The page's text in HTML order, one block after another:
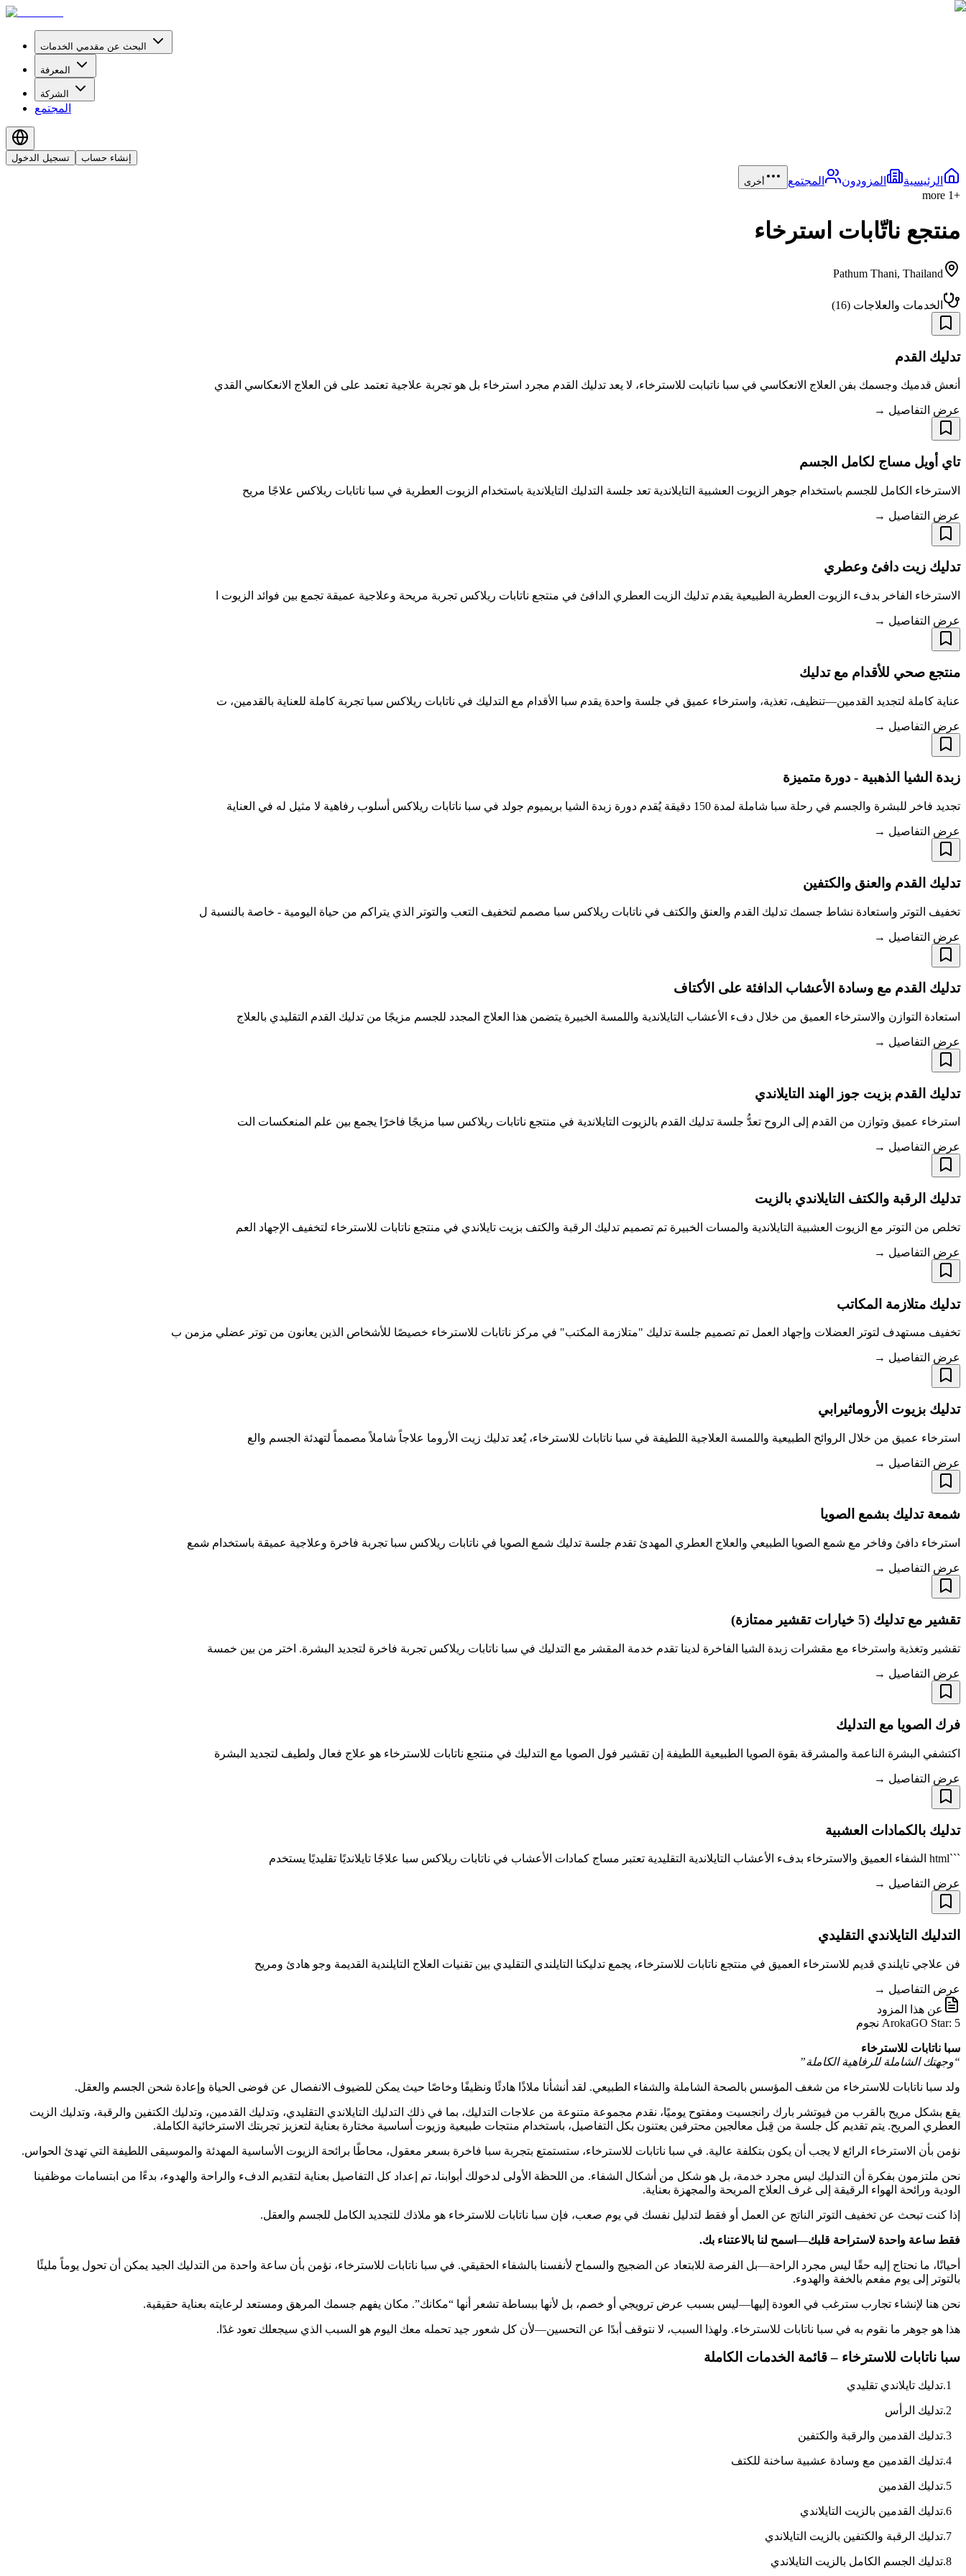
البحث عن مقدمي الخدمات
المعرفة
الشركة
المجتمع
تسجيل الدخول إنشاء حساب
الرئيسية المزودون المجتمع أخرى
+
1
منتجع ناتّابات استرخاء
Pathum Thani, Thailand
الخدمات والعلاجات (
16
)
تدليك القدم
أنعش قدميك وجسمك بفن العلاج الانعكاسي في سبا ناتبابت للاسترخاء، لا يعد تدليك القدم مجرد استرخاء بل هو تجربة علاجية تعتمد على فن العلاج الانعكاسي القدي
عرض التفاصيل →
تاي أويل مساج لكامل الجسم
الاسترخاء الكامل للجسم باستخدام جوهر الزيوت العشبية التايلاندية تعد جلسة التدليك التايلاندية باستخدام الزيوت العطرية في سبا ناتابات ريلاكس علاجًا مريح
عرض التفاصيل →
تدليك زيت دافئ وعطري
الاسترخاء الفاخر بدفء الزيوت العطرية الطبيعية يقدم تدليك الزيت العطري الدافئ في منتجع ناتابات ريلاكس تجربة مريحة وعلاجية عميقة تجمع بين فوائد الزيوت ا
عرض التفاصيل →
منتجع صحي للأقدام مع تدليك
عناية كاملة لتجديد القدمين—تنظيف، تغذية، واسترخاء عميق في جلسة واحدة يقدم سبا الأقدام مع التدليك في ناتابات ريلاكس سبا تجربة كاملة للعناية بالقدمين، ت
عرض التفاصيل →
زبدة الشيا الذهبية - دورة متميزة
تجديد فاخر للبشرة والجسم في رحلة سبا شاملة لمدة 150 دقيقة يُقدم دورة زبدة الشيا بريميوم جولد في سبا ناتابات ريلاكس أسلوب رفاهية لا مثيل له في العناية
عرض التفاصيل →
تدليك القدم والعنق والكتفين
تخفيف التوتر واستعادة نشاط جسمك تدليك القدم والعنق والكتف في ناتابات ريلاكس سبا مصمم لتخفيف التعب والتوتر الذي يتراكم من حياة اليومية - خاصة بالنسبة ل
عرض التفاصيل →
تدليك القدم مع وسادة الأعشاب الدافئة على الأكتاف
استعادة التوازن والاسترخاء العميق من خلال دفء الأعشاب التايلاندية واللمسة الخبيرة يتضمن هذا العلاج المجدد للجسم مزيجًا من تدليك القدم التقليدي بالعلاج
عرض التفاصيل →
تدليك القدم بزيت جوز الهند التايلاندي
استرخاء عميق وتوازن من القدم إلى الروح تعدُّ جلسة تدليك القدم بالزيوت التايلاندية في منتجع ناتابات ريلاكس سبا مزيجًا فاخرًا يجمع بين علم المنعكسات الت
عرض التفاصيل →
تدليك الرقبة والكتف التايلاندي بالزيت
تخلص من التوتر مع الزيوت العشبية التايلاندية والمسات الخبيرة تم تصميم تدليك الرقبة والكتف بزيت تايلاندي في منتجع ناتابات للاسترخاء لتخفيف الإجهاد العم
عرض التفاصيل →
تدليك متلازمة المكاتب
تخفيف مستهدف لتوتر العضلات وإجهاد العمل تم تصميم جلسة تدليك "متلازمة المكتب" في مركز ناتابات للاسترخاء خصيصًا للأشخاص الذين يعانون من توتر عضلي مزمن ب
عرض التفاصيل →
تدليك بزيوت الأروماثيرابي
استرخاء عميق من خلال الروائح الطبيعية واللمسة العلاجية اللطيفة في سبا ناتاباث للاسترخاء، يُعد تدليك زيت الأروما علاجاً شاملاً مصمماً لتهدئة الجسم والع
عرض التفاصيل →
شمعة تدليك بشمع الصويا
استرخاء دافئ وفاخر مع شمع الصويا الطبيعي والعلاج العطري المهدئ تقدم جلسة تدليك شمع الصويا في ناتابات ريلاكس سبا تجربة فاخرة وعلاجية عميقة باستخدام شمع
عرض التفاصيل →
تقشير مع تدليك (5 خيارات تقشير ممتازة)
تقشير وتغذية واسترخاء مع مقشرات زبدة الشيا الفاخرة لدينا تقدم خدمة المقشر مع التدليك في سبا ناتابات ريلاكس تجربة فاخرة لتجديد البشرة. اختر من بين خمسة
عرض التفاصيل →
فرك الصويا مع التدليك
اكتشفي البشرة الناعمة والمشرقة بقوة الصويا الطبيعية اللطيفة إن تقشير فول الصويا مع التدليك في منتجع ناتابات للاسترخاء هو علاج فعال ولطيف لتجديد البشرة
عرض التفاصيل →
تدليك بالكمادات العشبية
```html الشفاء العميق والاسترخاء بدفء الأعشاب التايلاندية التقليدية تعتبر مساج كمادات الأعشاب في ناتابات ريلاكس سبا علاجًا تايلانديًا تقليديًا يستخدم
عرض التفاصيل →
التدليك التايلاندي التقليدي
فن علاجي تايلندي قديم للاسترخاء العميق في منتجع ناتابات للاسترخاء، يجمع تدليكنا التايلندي التقليدي بين تقنيات العلاج التايلندية القديمة وجو هادئ ومريح
عرض التفاصيل →
عن هذا المزود
ArokaGO Star: 5 نجوم
سبا ناتابات للاسترخاء
“وجهتك الشاملة للرفاهية الكاملة”
ولد سبا ناتابات للاسترخاء من شغف المؤسس بالصحة الشاملة والشفاء الطبيعي. لقد أنشأنا ملاذًا هادئًا ونظيفًا وخاصًا حيث يمكن للضيوف الانفصال عن فوضى الحياة وإعادة شحن الجسم والعقل.
يقع بشكل مريح بالقرب من فيوتشر بارك رانجسيت ومفتوح يوميًا، نقدم مجموعة متنوعة من علاجات التدليك، بما في ذلك التدليك التايلاندي التقليدي، وتدليك القدمين، وتدليك الكتفين والرقبة، وتدليك الزيت
العطري المريح. يتم تقديم كل جلسة من قِبل معالجين محترفين يعتنون بكل التفاصيل، باستخدام منتجات طبيعية وزيوت أساسية مختارة بعناية لتعزيز تجربتك الاسترخائية الكاملة.
نؤمن بأن الاسترخاء الرائع لا يجب أن يكون بتكلفة عالية. في سبا ناتابات للاسترخاء، ستستمتع بتجربة سبا فاخرة بسعر معقول، محاطًا برائحة الزيوت الأساسية المهدئة والموسيقى اللطيفة التي تهدئ الحواس.
نحن ملتزمون بفكرة أن التدليك ليس مجرد خدمة، بل هو شكل من أشكال الشفاء. من اللحظة الأولى لدخولك أبوابنا، تم إعداد كل التفاصيل بعناية لتقديم الدفء والراحة والهدوء، بدءًا من ابتسامات موظفينا
الودية ورائحة الهواء الرقيقة إلى غرف العلاج المريحة والمجهزة بعناية.
إذا كنت تبحث عن تخفيف التوتر الناتج عن العمل أو فقط لتدليل نفسك في يوم صعب، فإن سبا ناتابات للاسترخاء هو ملاذك للتجديد الكامل للجسم والعقل.
فقط ساعة واحدة لاستراحة قلبك—اسمح لنا بالاعتناء بك.
أحيانًا، ما نحتاج إليه حقًا ليس مجرد الراحة—بل الفرصة للابتعاد عن الضجيج والسماح لأنفسنا بالشفاء الحقيقي. في سبا ناتابات للاسترخاء، نؤمن بأن ساعة واحدة من التدليك الجيد يمكن أن تحول يوماً مليئًا
بالتوتر إلى يوم مفعم بالخفة والهدوء.
نحن هنا لإنشاء تجارب سترغب في العودة إليها—ليس بسبب عرض ترويجي أو خصم، بل لأنها ببساطة تشعر أنها “مكانك”. مكان يفهم جسمك المرهق ومستعد لرعايته بعناية حقيقية.
هذا هو جوهر ما نقوم به في سبا ناتابات للاسترخاء. ولهذا السبب، لا نتوقف أبدًا عن التحسين—لأن كل شعور جيد تحمله معك اليوم هو السبب الذي سيجعلك تعود غدًا.
سبا ناتابات للاسترخاء – قائمة الخدمات الكاملة